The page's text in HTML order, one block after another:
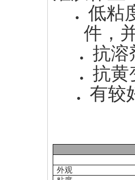
. 低粘
件，
. 抗溶
. 抗黄
.有较
外观